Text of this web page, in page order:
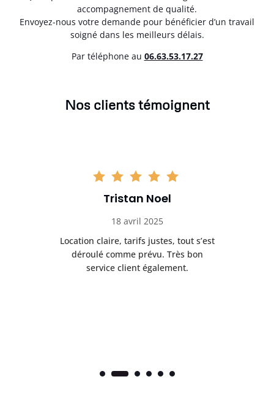
accompagnement de qualité.
Envoyez-nous votre demande pour bénéficier d’un travail
soigné dans les meilleurs délais.
Par téléphone au 06.63.53.17.27
Nos clients témoignent
Tristan Noel
18 avril 2025
Location claire, tarifs justes, tout s’est
déroulé comme prévu. Très bon
service client également.